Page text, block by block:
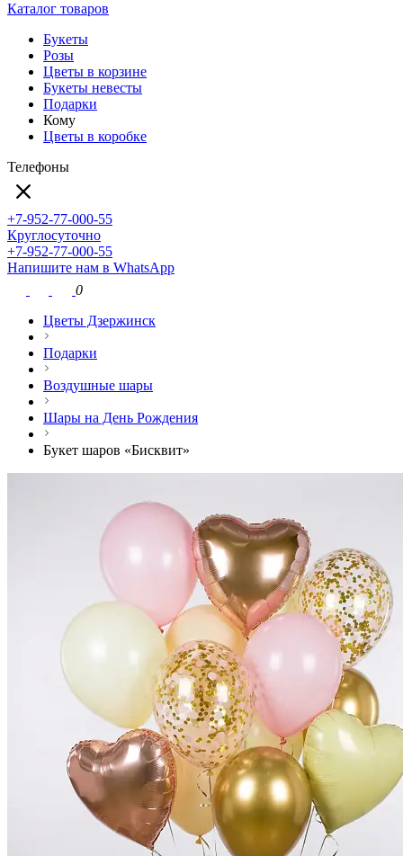
Каталог товаров
Букеты
Розы
Цветы в корзине
Букеты невесты
Подарки
Кому
Цветы в коробке
Телефоны
+7-952-77-000-55
Круглосуточно
+7-952-77-000-55
Напишите нам в WhatsApp
0
Цветы Дзержинск
Подарки
Воздушные шары
Шары на День Рождения
Букет шаров «Бисквит»